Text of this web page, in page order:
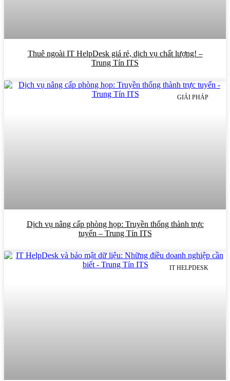
Thuê ngoài IT HelpDesk giá rẻ, dịch vụ chất lượng! –
Trung Tín ITS
GIẢI PHÁP
Dịch vụ nâng cấp phòng họp: Truyền thống thành trực
tuyến – Trung Tín ITS
IT HELPDESK